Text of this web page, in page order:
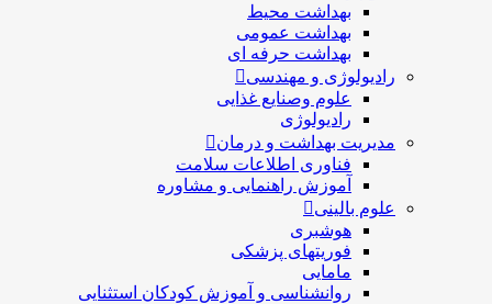
بهداشت محیط
بهداشت عمومی
بهداشت حرفه ای
رادیولوژی و مهندسی
علوم وصنایع غذایی
رادیولوژی
مدیریت بهداشت و درمان
فناوری اطلاعات سلامت
آموزش راهنمایی و مشاوره
علوم بالینی
هوشبری
فوریتهای پزشکی
مامایی
روانشناسی و آموزش کودکان استثنایی